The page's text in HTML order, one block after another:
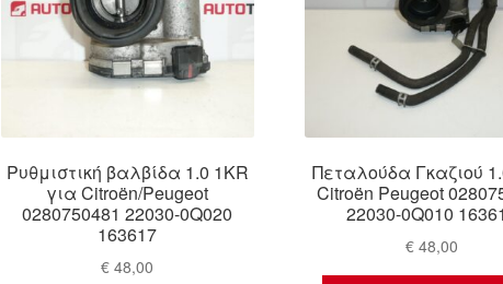
Ρυθμιστική βαλβίδα 1.0 1KR
για Citroën/Peugeot
0280750481 22030-0Q020
163617
€ 48,00
Πεταλούδα Γκαζιού
Citroën Peugeot
22030-0Q010
€48,00